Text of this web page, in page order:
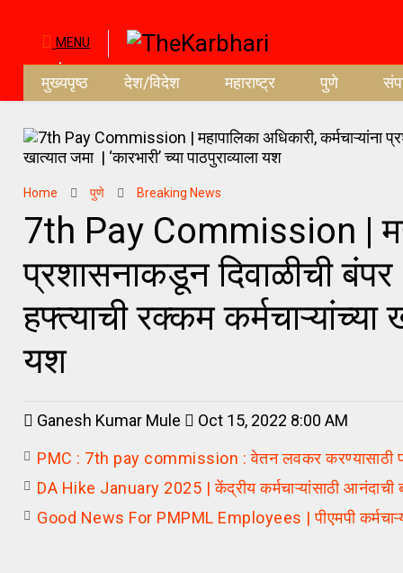
MENU
मुख्यपृष्ठ देश/विदेश महाराष्ट्र पुणे
Home पुणे Breaking News
7th Pay Commission |
प्रशासनाकडून दिवाळीची बंपर
हफ्त्याची रक्कम कर्मचाऱ्यांच्या
यश
Ganesh Kumar Mule
Oct 15, 2022 8:00 AM
PMC : 7th pay commission : वेतन लवकर करण्यासाठी
DA Hike January 2025 | केंद्रीय कर्मचाऱ्यांसाठी आनंदाची
Good News For PMPML Employees | पीएमपी